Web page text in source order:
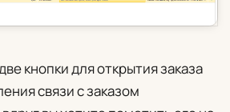
кнопки для открытия заказа
связи с заказом